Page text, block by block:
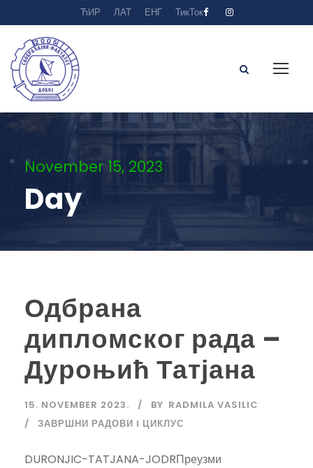
ЋИР ЛАТ ЕНГ ТикТок
November 15, 2023
Day
Одбрана
дипломског рада –
Дуроњић Татјана
15. NOVEMBER 2023. BY RADMILA VASILIC
ЗАВРШНИ РАДОВИ I ЦИКЛУС
DURONJIC-TATJANA-JODRПреузми